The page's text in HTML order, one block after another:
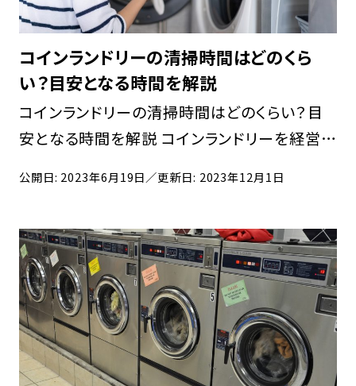
コインランドリーの清掃時間はどのくら
い？目安となる時間を解説
コインランドリーの清掃時間はどのくらい？目
安となる時間を解説 コインランドリーを経営す
しかし […]
公開日: 2023年6月19日／更新日: 2023年12月1日